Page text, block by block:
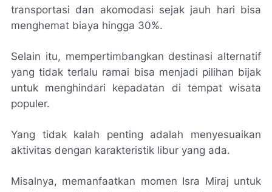
transportasi dan akomodasi sejak jauh hari bisa
menghemat biaya hingga 30%.
Selain itu, mempertimbangkan destinasi alternatif
yang tidak terlalu ramai bisa menjadi pilihan bijak
untuk menghindari kepadatan di tempat wisata
populer.
Yang tidak kalah penting adalah menyesuaikan
aktivitas dengan karakteristik libur yang ada.
Misalnya, memanfaatkan momen Isra Miraj untuk